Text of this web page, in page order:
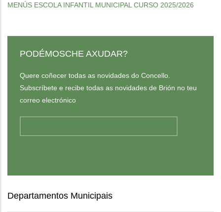
MENÚS ESCOLA INFANTIL MUNICIPAL CURSO 2025/2026
PODÉMOSCHE AXUDAR?
Quere coñecer todas as novidades do Concello.
Subscríbete e recibe todas as novidades de Brión no teu
correo electrónico
Departamentos Municipais